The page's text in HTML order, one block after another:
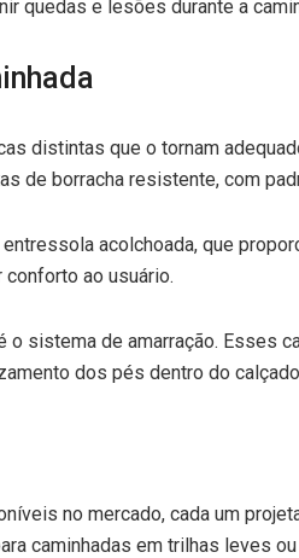
quedas e lesões durante a
distintas que o tornam
de borracha resistente, com
acolchoada, que
conforto ao usuário.
o sistema de amarração.
dos pés dentro do
no mercado, cada um
caminhadas em trilhas leves